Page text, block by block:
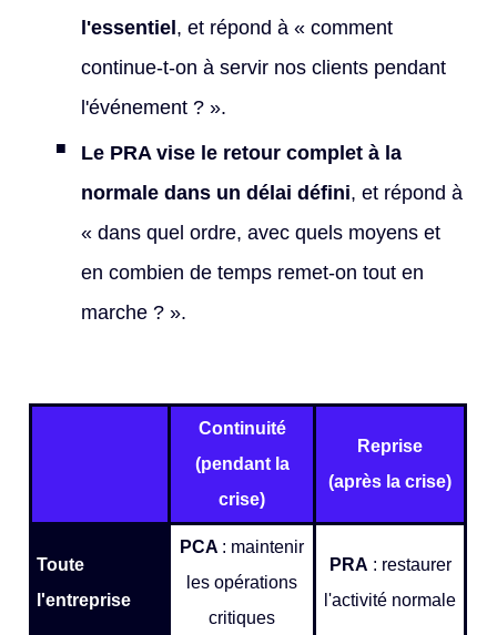
l'essentiel, et répond à « comment
continue-t-on à servir nos clients pendant
l'événement ? ».
Le PRA vise le retour complet à la
normale dans un délai défini, et répond à
« dans quel ordre, avec quels moyens et
en combien de temps remet-on tout en
marche ? ».
Continuité
(pendant la
crise)
Reprise
(après la crise)
Toute
l'entreprise
PCA : maintenir
les opérations
critiques
PRA : restaurer
l'activité normale